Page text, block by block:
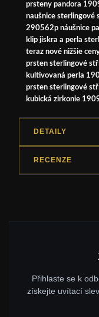
prsteny pandora
naušnice sterlingové
290562p náušnice
klip jiskra a perla
teraz nové nižšie
prsten sterlingové
kultivovaná perla
prsten sterlingové
kubická zirkonie
DETAILY
RECENZE
Přihlaste se k
získejte uvítací